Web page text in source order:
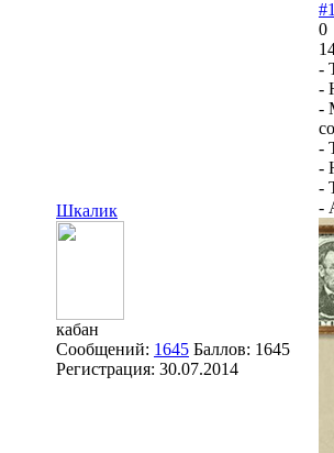
Шкалик
кабан
Сообщений: 1645 Баллов: 1645
Регистрация: 30.07.2014
0
-
-
-
-
-
-
-